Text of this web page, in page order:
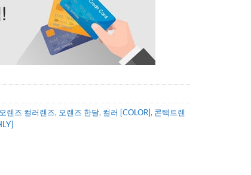
오렌즈 컬러렌즈, 오렌즈 한달, 컬러 [COLOR], 콘택트렌